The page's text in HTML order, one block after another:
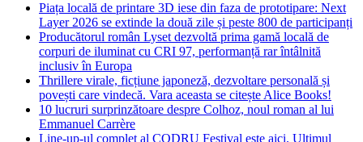
Piața locală de printare 3D iese din faza de prototipare: Next
Layer 2026 se extinde la două zile și peste 800 de participanți
Producătorul român Lyset dezvoltă prima gamă locală de
corpuri de iluminat cu CRI 97, performanță rar întâlnită
inclusiv în Europa
Thrillere virale, ficțiune japoneză, dezvoltare personală și
povești care vindecă. Vara aceasta se citește Alice Books!
10 lucruri surprinzătoare despre Colhoz, noul roman al lui
Emmanuel Carrère
Line-up-ul complet al CODRU Festival este aici. Ultimul